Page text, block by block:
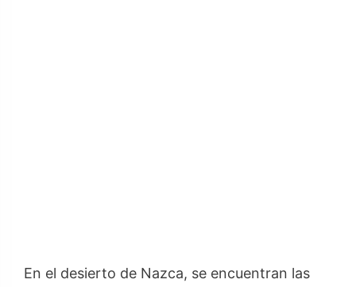
En el desierto de Nazca, se encuentran las